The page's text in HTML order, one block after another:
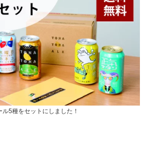
5種をセットにしました！